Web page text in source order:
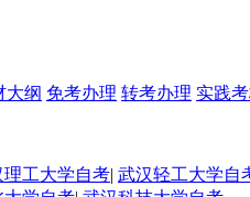
大纲 免考办理 转考办理 实践
理工大学自考| 武汉轻工大学自